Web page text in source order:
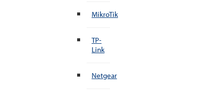
MikroTik
TP-
Link
Netgear